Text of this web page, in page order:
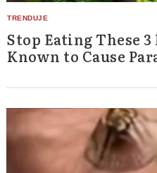
Stop Eating These
Known to Cause